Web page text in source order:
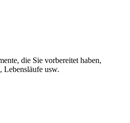
die Sie vorbereitet haben,
Lebensläufe usw.